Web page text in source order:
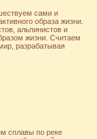
сами и
образа жизни.
альпинистов и
жизни. Считаем
разрабатывая
сплавы по реке